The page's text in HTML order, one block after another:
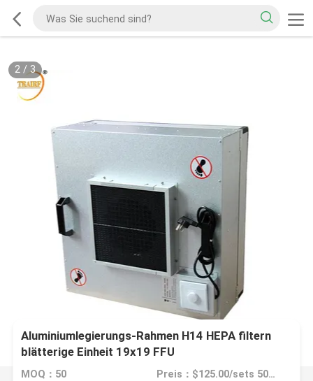
2/ 3
Aluminiumlegierungs-Rahmen H14 HEPA filtern
blätterige Einheit 19x19 FFU
MOQ：50 Preis：$125.00/sets 50-99 sets